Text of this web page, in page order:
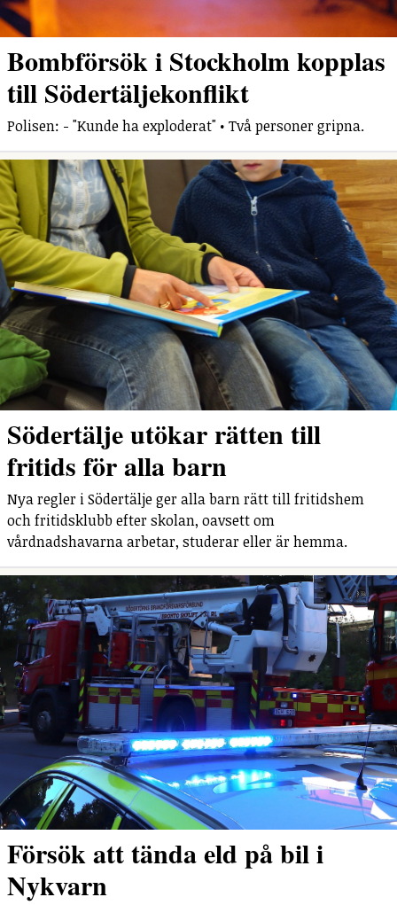
Bombförsök i Stockholm kopplas
till Södertäljekonflikt
Polisen: - "Kunde ha exploderat" • Två personer gripna.
Södertälje utökar rätten till
fritids för alla barn
Nya regler i Södertälje ger alla barn rätt till fritidshem
och fritidsklubb efter skolan, oavsett om
vårdnadshavarna arbetar, studerar eller är hemma.
Försök att tända eld på bil i
Nykvarn